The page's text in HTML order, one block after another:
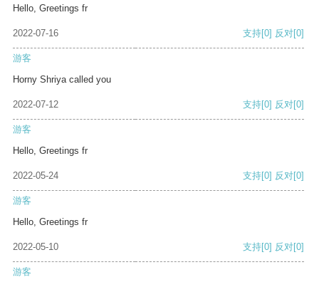
Hello, Greetings fr
2022-07-16 支持[0] 反对[0]
游客
Horny Shriya called you
2022-07-12 支持[0] 反对[0]
游客
Hello, Greetings fr
2022-05-24 支持[0] 反对[0]
游客
Hello, Greetings fr
2022-05-10 支持[0] 反对[0]
游客